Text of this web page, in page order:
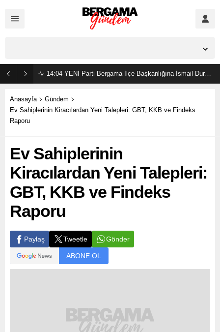
14:04 YENİ Parti Bergama İlçe Başkanlığına İsmail Durmaz görevlendirildi
Anasayfa
Gündem
Ev Sahiplerinin Kiracılardan Yeni Talepleri: GBT, KKB ve Findeks
Raporu
Ev Sahiplerinin
Kiracılardan Yeni Talepleri:
GBT, KKB ve Findeks
Raporu
Paylaş Tweetle Gönder
ABONE OL